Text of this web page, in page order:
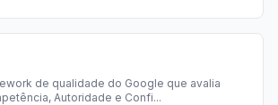
de qualidade do Google que avalia
Autoridade e Confi...